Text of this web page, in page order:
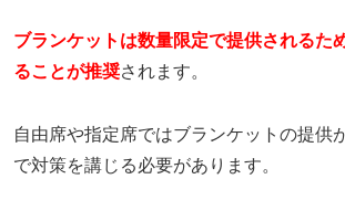
ブランケットは数量限定で提供されるた
ることが推奨されます。
自由席や指定席ではブランケットの提供
で対策を講じる必要があります。